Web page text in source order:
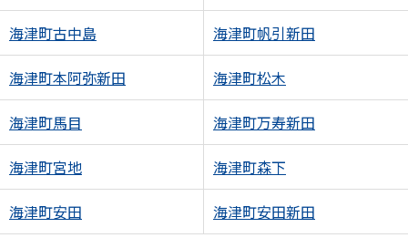
海津町古中島 海津町帆引新田
海津町本阿弥新田 海津町松木
海津町馬目 海津町万寿新田
海津町宮地 海津町森下
海津町安田 海津町安田新田